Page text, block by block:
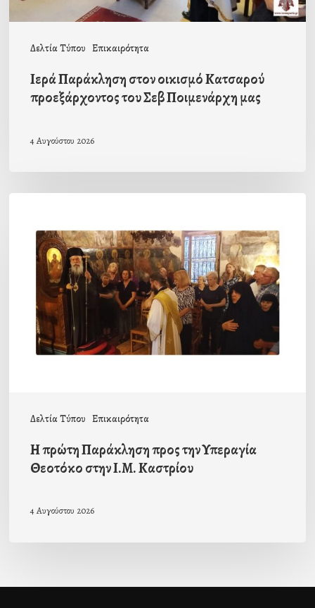
Δελτία Τύπου Επικαιρότητα
Ιερά Παράκληση στον οικισμό Κατσαρού
προεξάρχοντος του Σεβ Ποιμενάρχη μας
4 Αυγούστου 2026
Δελτία Τύπου Επικαιρότητα
πρώτη
Παράκληση
Υπεραγία
Θεοτόκο
Η πρώτη Παράκληση προς την Υπεραγία
Θεοτόκο στην Ι.Μ. Καστρίου
4 Αυγούστου 2026